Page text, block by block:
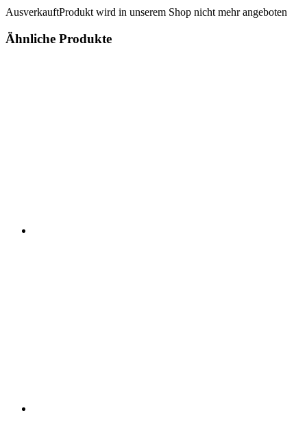
AusverkauftProdukt wird in unserem Shop nicht mehr angeboten
Ähnliche Produkte